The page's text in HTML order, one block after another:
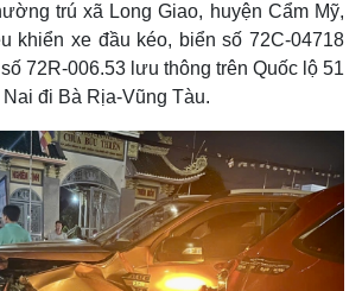
trú xã Long Giao, huyện Cẩm Mỹ,
khiển xe đầu kéo, biển số 72C-04718
72R-006.53 lưu thông trên Quốc lộ 51
đi Bà Rịa-Vũng Tàu.